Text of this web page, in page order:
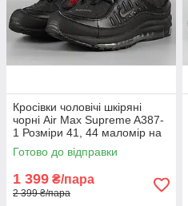
Кросівки чоловічі шкіряні
чорні Air Max Supreme A387-
1 Розміри 41, 44 маломір на
розмір
Готово до відправки
1 399 ₴/пара
2 399 ₴/пара